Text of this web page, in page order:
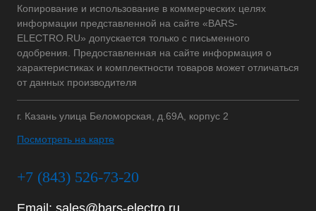
Копирование и использование в коммерческих целях
информации представленной на сайте «BARS-
ELECTRO.RU» допускается только с письменного
одобрения. Предоставленная на сайте информация о
характеристиках и комплектности товаров может отличаться
от данных производителя
г. Казань улица Беломорская, д.69А, корпус 2
Посмотреть на карте
+7 (843) 526-73-20
Email: sales@bars-electro.ru